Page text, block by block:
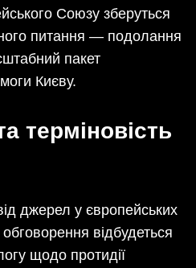
Союзу зберуться
питання — подолання
пакет
Києву.
терміновість
джерел у європейських
відбудеться
щодо протидії